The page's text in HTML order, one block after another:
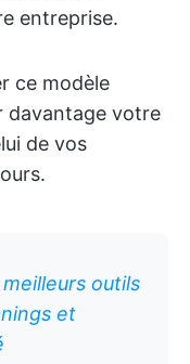
entreprise.
ce modèle
davantage votre
de vos
meilleurs outils
et